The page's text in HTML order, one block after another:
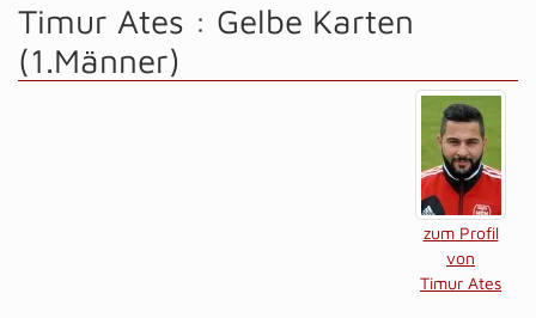
Timur Ates : Gelbe Karten
(1.Männer)
zum Profil
von
Timur Ates